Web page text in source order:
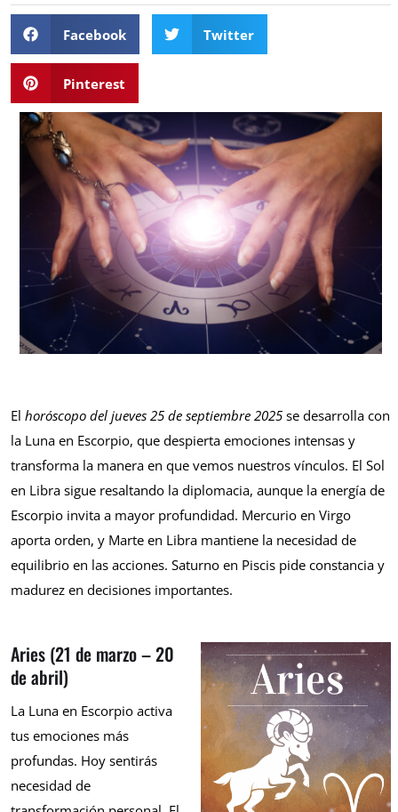
Facebook Twitter
Pinterest
El horóscopo del jueves 25 de septiembre 2025 se desarrolla con
la Luna en Escorpio, que despierta emociones intensas y
transforma la manera en que vemos nuestros vínculos. El Sol
en Libra sigue resaltando la diplomacia, aunque la energía de
Escorpio invita a mayor profundidad. Mercurio en Virgo
aporta orden, y Marte en Libra mantiene la necesidad de
equilibrio en las acciones. Saturno en Piscis pide constancia y
madurez en decisiones importantes.
Aries (21 de marzo – 20
de abril)
La Luna en Escorpio activa
tus emociones más
profundas. Hoy sentirás
necesidad de